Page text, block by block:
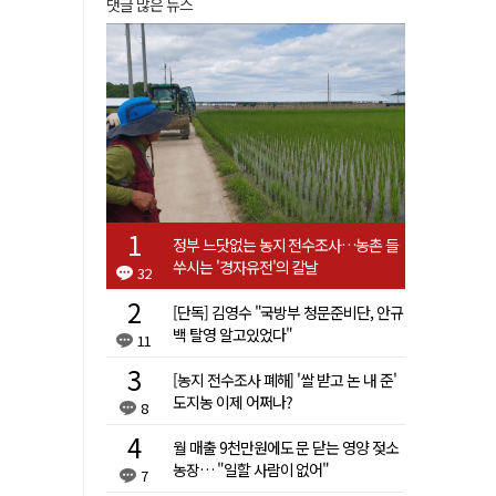
댓글 많은 뉴스
32
정부 느닷없는 농지 전수조사…농촌 들
쑤시는 '경자유전'의 칼날
11
[단독] 김영수 "국방부 청문준비단, 안규
백 탈영 알고있었다"
8
[농지 전수조사 폐해] '쌀 받고 논 내 준'
도지농 이제 어쩌나?
7
월 매출 9천만원에도 문 닫는 영양 젖소
농장… "일할 사람이 없어"